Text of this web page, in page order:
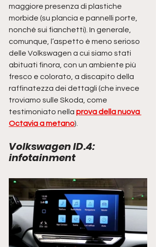
maggiore presenza di plastiche
morbide (su plancia e pannelli porte,
nonché sui fianchetti). In generale,
comunque, l’aspetto è meno serioso
delle Volkswagen a cui siamo stati
abituati finora, con un ambiente più
fresco e colorato, a discapito della
raffinatezza dei dettagli (che invece
troviamo sulle Skoda, come
testimoniato nella prova della nuova
Octavia a metano).
Volkswagen ID.4:
infotainment